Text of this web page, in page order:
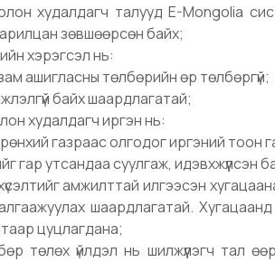
худалдагч талууд E-Mongolia
зөвшөөрсөн байх;
хэрэгсэл нь:
ашигласны төлбөрийн өр төлбөргүй;
байх шаардлагатай;
худалдагч иргэн нь:
газраас олгодог иргэний тоон
гар утсандаа суулгаж, идэвхжүүлсэн
амжилттай илгээсэн
шаардлагатай. Хугацаанд
цуцлагдана;
төлөх үйлдэл нь шилжүүлэгч тал